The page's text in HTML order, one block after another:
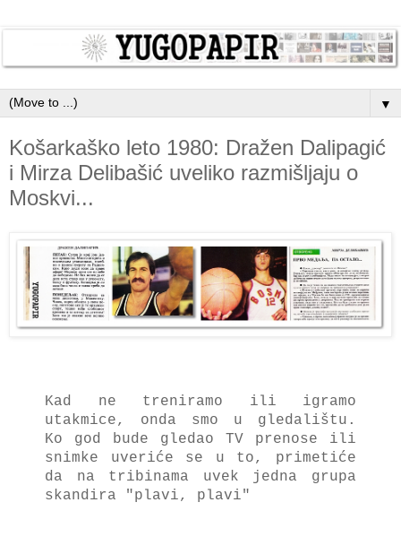
▼
Košarkaško leto 1980: Dražen Dalipagić
i Mirza Delibašić uveliko razmišljaju o
Moskvi...
Kаd ne trenirаmo ili igrаmo
utаkmice, ondа smo u gledаlištu.
Ko god bude gledаo TV prenose ili
snimke uveriće se u to, primetiće
dа nа tribinаmа uvek jednа grupа
skаndirа "plаvi, plаvi"